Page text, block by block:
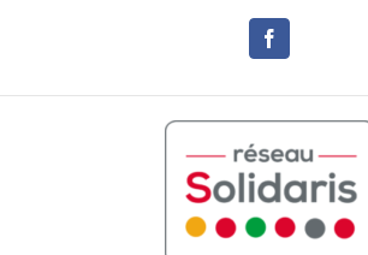
Facebook